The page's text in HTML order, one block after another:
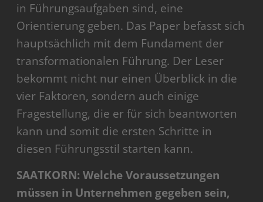
in Führungsaufgaben sind, eine
Orientierung geben. Das Paper befasst sich
hauptsächlich mit dem Fundament der
transformationalen Führung. Der Leser
bekommt nicht nur einen Überblick in die
vier Faktoren, sondern auch einige
Fragestellung, die er für sich beantworten
kann und somit die ersten Schritte in
diesen Führungsstil starten kann.
SAATKORN: Welche Voraussetzungen
müssen in Unternehmen gegeben sein,